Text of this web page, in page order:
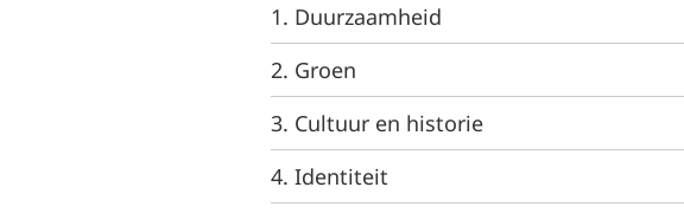
1. Duurzaamheid
2. Groen
3. Cultuur en historie
4. Identiteit